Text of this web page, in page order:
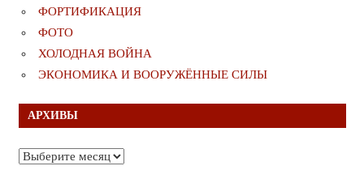
ФОРТИФИКАЦИЯ
ФОТО
ХОЛОДНАЯ ВОЙНА
ЭКОНОМИКА И ВООРУЖЁННЫЕ СИЛЫ
АРХИВЫ
Архивы